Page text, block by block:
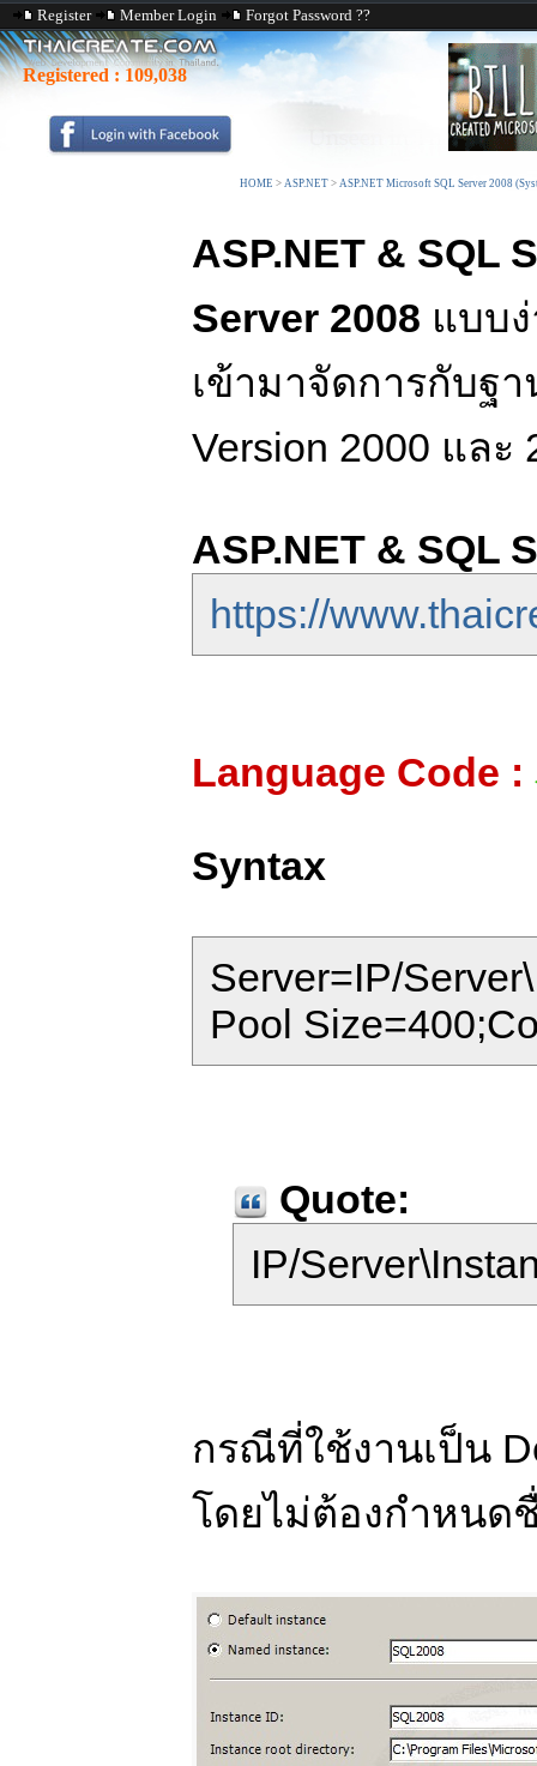
Register Member Login Forgot Password ??
Registered : 109,038
HOME > ASP.NET > ASP.NET Microsoft SQL Server 2008
ASP.NET & SQL
Server 2008 แบบ
เข้ามาจัดการกับฐ
Version 2000 และ
ASP.NET & SQL
https://
Language Code :
Syntax
Server=IP/
Pool
Quote:
IP/
กรณีที่ใช้งานเป็น
โดยไม่ต้องกำหนด